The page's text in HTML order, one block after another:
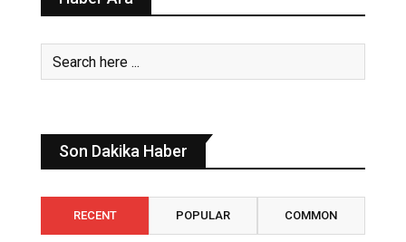
Son Dakika Haber
RECENT POPULAR COMMON